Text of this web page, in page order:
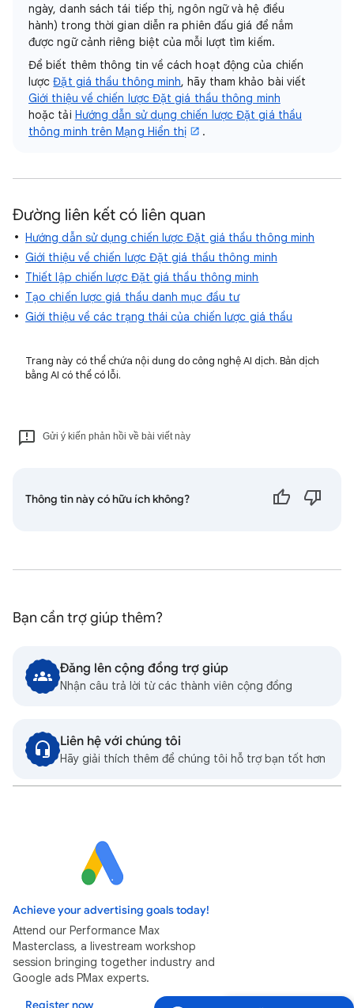
ngày, danh sách tái tiếp thị, ngôn ngữ và hệ điều
hành) trong thời gian diễn ra phiên đấu giá để nắm
được ngữ cảnh riêng biệt của mỗi lượt tìm kiếm.
Để biết thêm thông tin về cách hoạt động của chiến
lượcĐặt giá thầu thông minh, hãy tham khảo bài viết
Giới thiệu về chiến lược Đặt giá thầu thông minh
hoặc tải Hướng dẫn sử dụng chiến lược Đặt giá thầu
thông minh trên Mạng Hiển thị
.
Đường liên kết có liên quan
Hướng dẫn sử dụng chiến lược Đặt giá thầu thông minh
Giới thiệu về chiến lược Đặt giá thầu thông minh
Thiết lập chiến lược Đặt giá thầu thông minh
Tạo chiến lược giá thầu danh mục đầu tư
Giới thiệu về các trạng thái của chiến lược giá thầu
Trang này có thể chứa nội dung do công nghệ AI dịch. Bản dịch
bằng AI có thể có lỗi.
Gửi ý kiến phản hồi về bài viết này
Thông tin này có hữu ích không?
Bạn cần trợ giúp thêm?
Đăng lên cộng đồng trợ giúp
Nhận câu trả lời từ các thành viên cộng đồng
Liên hệ với chúng tôi
Hãy giải thích thêm để chúng tôi hỗ trợ bạn tốt hơn
Achieve your advertising goals today!
Attend our Performance Max
Masterclass, a livestream workshop
session bringing together industry and
Google ads PMax experts.
Register now